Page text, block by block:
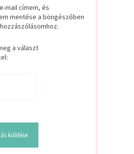
mail címem, és
mentése a böngészőben
a választ